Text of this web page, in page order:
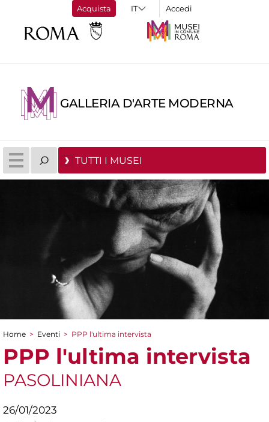
Acquista Accedi
GALLERIA D'ARTE MODERNA
TUTTI I MUSEI
Tu sei qui
Home > Eventi > PPP l'ultima intervista
PPP l'ultima intervista
PASOLINIANA
26/01/2023